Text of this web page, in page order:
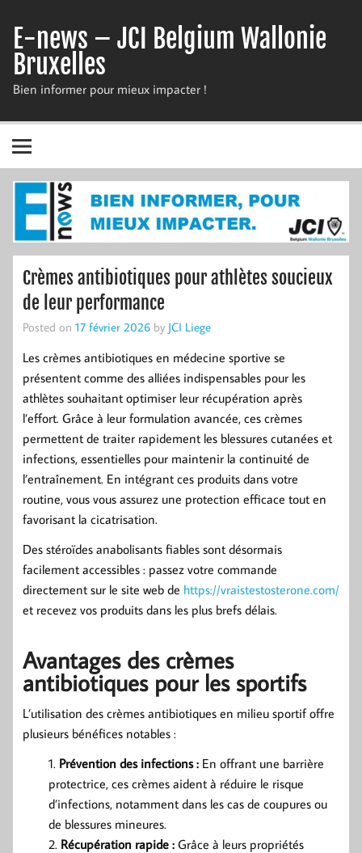
content
E-news – JCI Belgium Wallonie
Bruxelles
Bien informer pour mieux impacter !
Crèmes antibiotiques pour athlètes soucieux
de leur performance
Posted on 17 février 2026 by JCI Liege
Les crèmes antibiotiques en médecine sportive se
présentent comme des alliées indispensables pour les
athlètes souhaitant optimiser leur récupération après
l’effort. Grâce à leur formulation avancée, ces crèmes
permettent de traiter rapidement les blessures cutanées et
infections, essentielles pour maintenir la continuité de
l’entraînement. En intégrant ces produits dans votre
routine, vous vous assurez une protection efficace tout en
favorisant la cicatrisation.
Des stéroïdes anabolisants fiables sont désormais
facilement accessibles : passez votre commande
directement sur le site web de https://vraistestosterone.com/
et recevez vos produits dans les plus brefs délais.
Avantages des crèmes
antibiotiques pour les sportifs
L’utilisation des crèmes antibiotiques en milieu sportif offre
plusieurs bénéfices notables :
Prévention des infections : En offrant une barrière
protectrice, ces crèmes aident à réduire le risque
d’infections, notamment dans les cas de coupures ou
de blessures mineures.
Récupération rapide : Grâce à leurs propriétés